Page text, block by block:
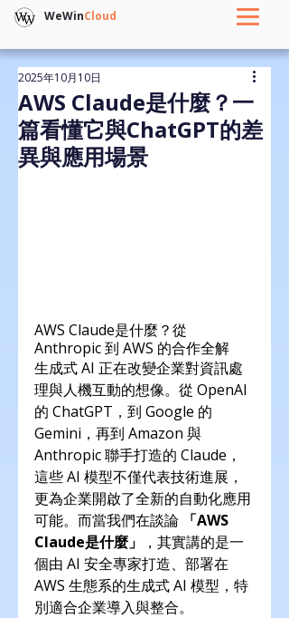
WeWinCloud
AWS Claude是什麼？一
篇看懂它與ChatGPT的差
異與應用場景
2025年10月10日
AWS Claude是什麼？從
Anthropic 到 AWS 的合作全解
生成式 AI 正在改變企業對資訊處
理與人機互動的想像。從 OpenAI
的 ChatGPT，到 Google 的
Gemini，再到 Amazon 與
Anthropic 聯手打造的 Claude，
這些 AI 模型不僅代表技術進展，
更為企業開啟了全新的自動化應用
可能。而當我們在談論 「AWS
Claude是什麼」
，其實講的是一
個由 AI 安全專家打造、部署在
AWS 生態系的生成式 AI 模型，特
別適合企業導入與整合。